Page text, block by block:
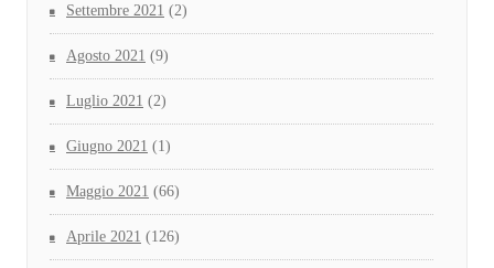
Settembre 2021 (2)
Agosto 2021 (9)
Luglio 2021 (2)
Giugno 2021 (1)
Maggio 2021 (66)
Aprile 2021 (126)